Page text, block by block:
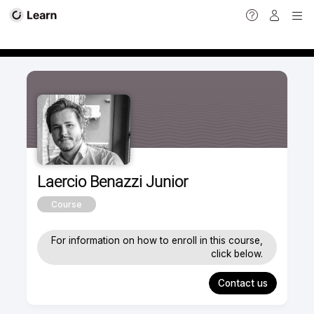
Laercio Benazzi Junior
Course
For information on how to enroll in this course,
click below.
Contact us